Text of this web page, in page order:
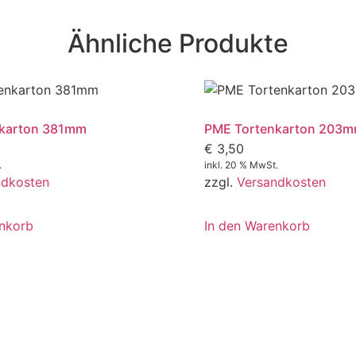
Ähnliche Produkte
381mm
PME Tortenkarton
€ 3,50
inkl. 20 % MwSt.
zzgl. Versandkosten
In den Warenkorb